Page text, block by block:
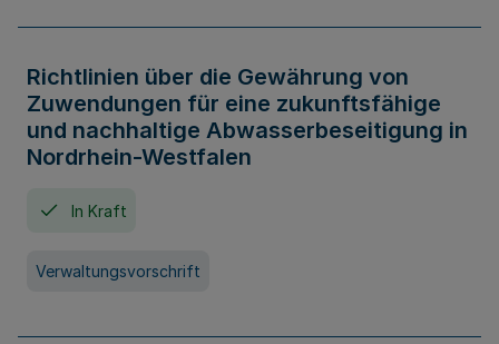
Richtlinien über die Gewährung von
Zuwendungen für eine zukunftsfähige
und nachhaltige Abwasserbeseitigung in
Nordrhein-Westfalen
In Kraft
Verwaltungsvorschrift